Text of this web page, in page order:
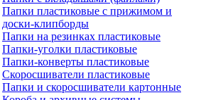
Папки пластиковые с прижимом и
доски-клипборды
Папки на резинках пластиковые
Папки-уголки пластиковые
Папки-конверты пластиковые
Скоросшиватели пластиковые
Папки и скоросшиватели картонные